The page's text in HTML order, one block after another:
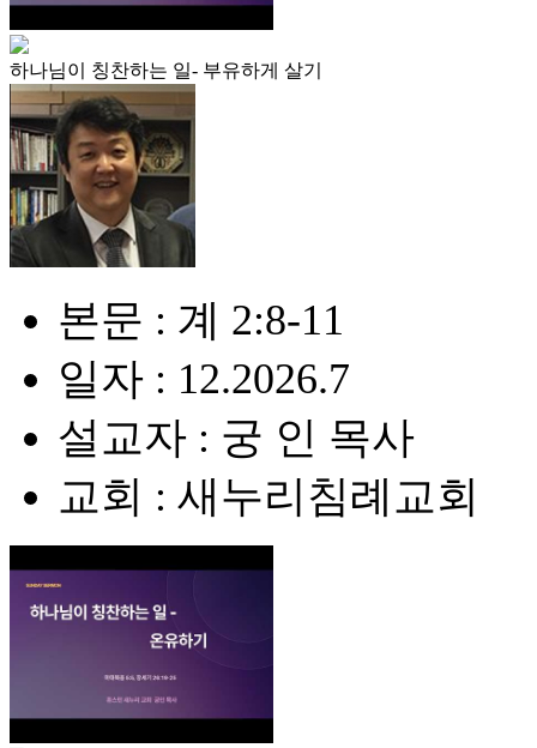
하나님이 칭찬하는 일- 부유하게 살기
본문 : 계 2:8-11
일자 : 12.2026.7
설교자 : 궁 인 목사
교회 : 새누리침례교회